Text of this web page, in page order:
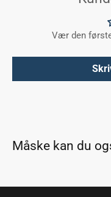
Vær den
Måske kan du